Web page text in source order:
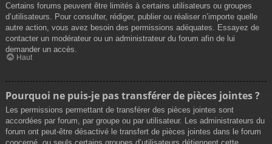
Certains forums peuvent être limités à certains utilisateurs ou groupes
d’utilisateurs. Pour consulter, rédiger, publier ou réaliser n’importe quelle
autre action, vous avez besoin des permissions adéquates. Essayez de
contacter un modérateur ou un administrateur du forum afin de lui
demander un accès.
Haut
Pourquoi ne puis-je pas transférer de pièces jointes ?
Les permissions permettant de transférer des pièces jointes sont
accordées par forum, par groupe ou par utilisateur. Les administrateurs du
forum ont peut-être désactivé le transfert de pièces jointes dans le forum